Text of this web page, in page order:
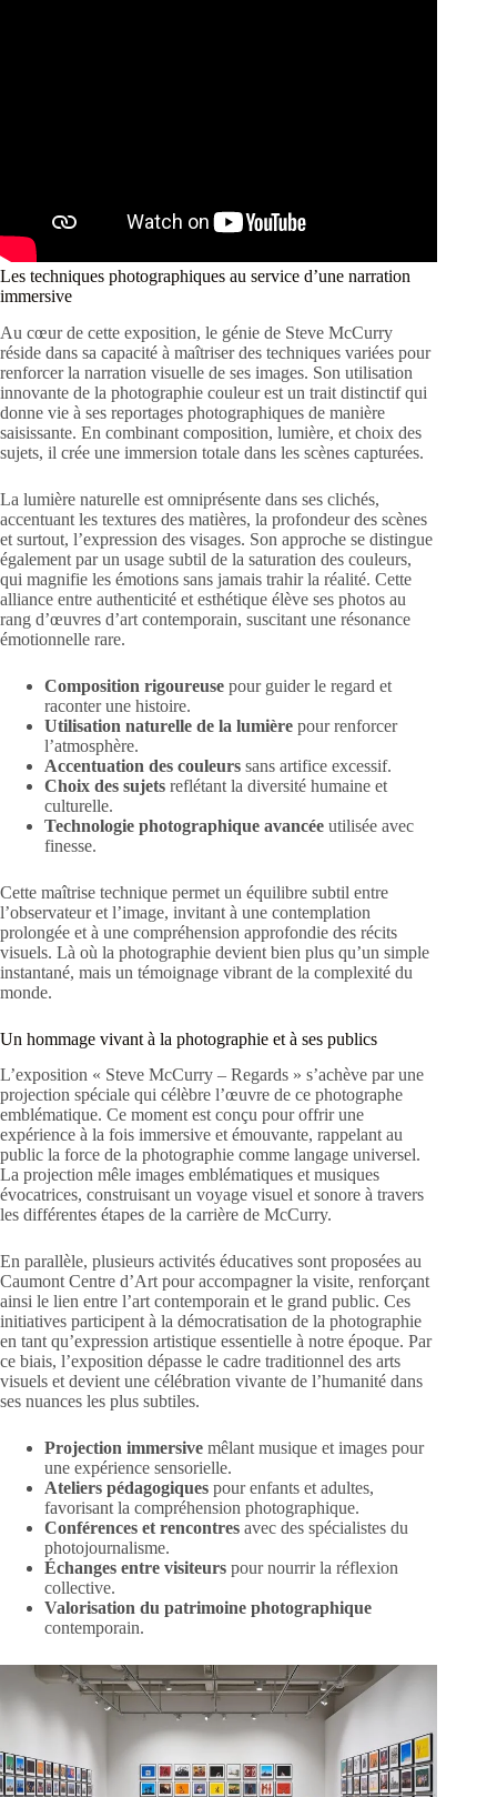
Les techniques photographiques au service d’une narration
immersive
Au cœur de cette exposition, le génie de Steve McCurry
réside dans sa capacité à maîtriser des techniques variées pour
renforcer la narration visuelle de ses images. Son utilisation
innovante de la photographie couleur est un trait distinctif qui
donne vie à ses reportages photographiques de manière
saisissante. En combinant composition, lumière, et choix des
sujets, il crée une immersion totale dans les scènes capturées.
La lumière naturelle est omniprésente dans ses clichés,
accentuant les textures des matières, la profondeur des scènes
et surtout, l’expression des visages. Son approche se distingue
également par un usage subtil de la saturation des couleurs,
qui magnifie les émotions sans jamais trahir la réalité. Cette
alliance entre authenticité et esthétique élève ses photos au
rang d’œuvres d’art contemporain, suscitant une résonance
émotionnelle rare.
Composition rigoureuse pour guider le regard et
raconter une histoire.
Utilisation naturelle de la lumière pour renforcer
l’atmosphère.
Accentuation des couleurs sans artifice excessif.
Choix des sujets reflétant la diversité humaine et
culturelle.
Technologie photographique avancée utilisée avec
finesse.
Cette maîtrise technique permet un équilibre subtil entre
l’observateur et l’image, invitant à une contemplation
prolongée et à une compréhension approfondie des récits
visuels. Là où la photographie devient bien plus qu’un simple
instantané, mais un témoignage vibrant de la complexité du
monde.
Un hommage vivant à la photographie et à ses publics
L’exposition « Steve McCurry – Regards » s’achève par une
projection spéciale qui célèbre l’œuvre de ce photographe
emblématique. Ce moment est conçu pour offrir une
expérience à la fois immersive et émouvante, rappelant au
public la force de la photographie comme langage universel.
La projection mêle images emblématiques et musiques
évocatrices, construisant un voyage visuel et sonore à travers
les différentes étapes de la carrière de McCurry.
En parallèle, plusieurs activités éducatives sont proposées au
Caumont Centre d’Art pour accompagner la visite, renforçant
ainsi le lien entre l’art contemporain et le grand public. Ces
initiatives participent à la démocratisation de la photographie
en tant qu’expression artistique essentielle à notre époque. Par
ce biais, l’exposition dépasse le cadre traditionnel des arts
visuels et devient une célébration vivante de l’humanité dans
ses nuances les plus subtiles.
Projection immersive mêlant musique et images pour
une expérience sensorielle.
Ateliers pédagogiques pour enfants et adultes,
favorisant la compréhension photographique.
Conférences et rencontres avec des spécialistes du
photojournalisme.
Échanges entre visiteurs pour nourrir la réflexion
collective.
Valorisation du patrimoine photographique
contemporain.